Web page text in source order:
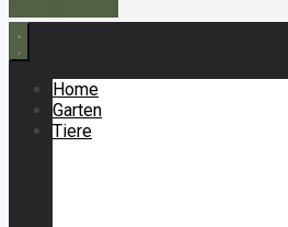
Home
Garten
Tiere